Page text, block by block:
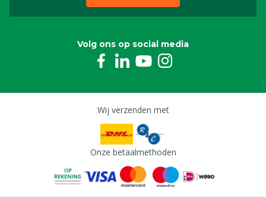
Volg ons op social media
Wij verzenden met
Onze betaalmethoden